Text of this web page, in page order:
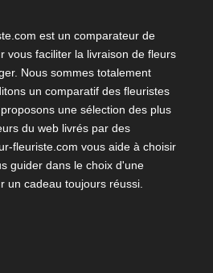
est un comparateur de
vous faciliter la livraison de fleurs
Nous sommes totalement
un comparatif des fleuristes
une sélection des plus
du web livrés par des
fleuriste.com vous aide à choisir
guider dans le choix d'une
un cadeau toujours réussi.